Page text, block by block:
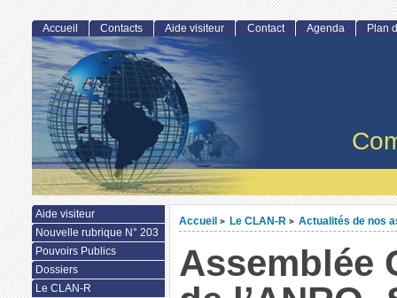
Accueil > Le CLAN-R > Actualités de nos
Assemblée
Accueil Contacts Aide visiteur Contact Agenda Plan
Aide visiteur
Nouvelle rubrique N° 203
Pouvoirs Publics
Dossiers
Le CLAN-R